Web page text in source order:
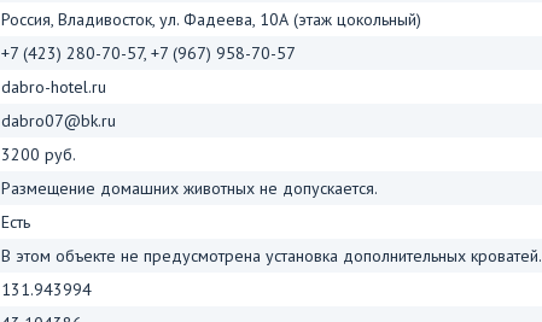
Россия, Владивосток, ул. Фадеева, 10А (этаж цокольный)
+7 (423) 280-70-57, +7 (967) 958-70-57
dabro-hotel.ru
dabro07@bk.ru
3200 руб.
Размещение домашних животных не допускается.
Есть
В этом объекте не предусмотрена установка дополнительных кроватей.
131.943994